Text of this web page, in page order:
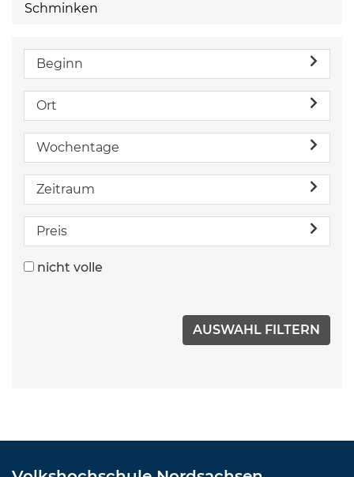
Schminken
Beginn
Ort
Wochentage
Zeitraum
Preis
nicht volle